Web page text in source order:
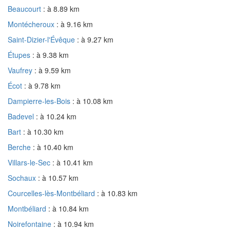
Beaucourt : à 8.89 km
Montécheroux : à 9.16 km
Saint-Dizier-l'Évêque : à 9.27 km
Étupes : à 9.38 km
Vaufrey : à 9.59 km
Écot : à 9.78 km
Dampierre-les-Bois : à 10.08 km
Badevel : à 10.24 km
Bart : à 10.30 km
Berche : à 10.40 km
Villars-le-Sec : à 10.41 km
Sochaux : à 10.57 km
Courcelles-lès-Montbéliard : à 10.83 km
Montbéliard : à 10.84 km
Noirefontaine : à 10.94 km